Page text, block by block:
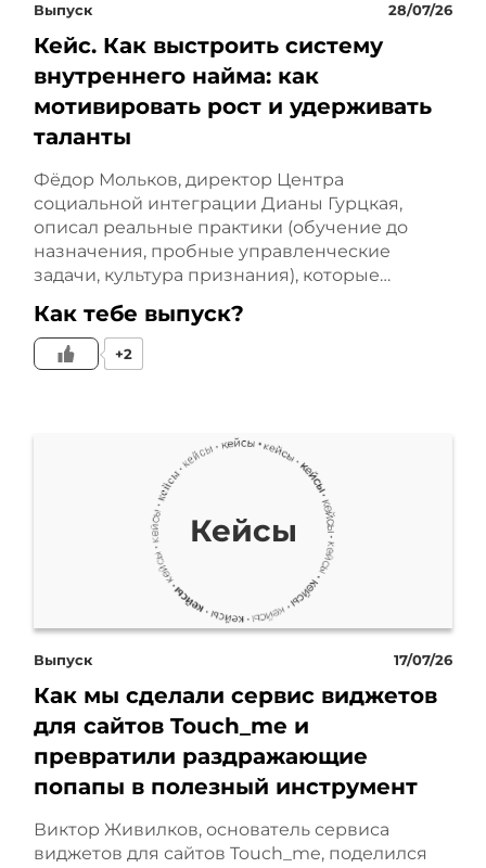
России. Казалось бы,
идеальные условия для
старта.
Однако реальность
оказалась гораздо более
сложной. Поиск
подходящего помещения
для открытия бизнеса
нашему опыту, это
оптимальный срок
подбора помещения.
Однако ремонт вместо
растянулся на целых
шесть месяцев. И здесь
началась настоящая
драма. Ремонтная
Выпуск 28/07/26
Кейс. Как выстроить систему
внутреннего найма: как
мотивировать рост и удерживать
таланты
Фёдор Мольков, директор Центра
социальной интеграции Дианы Гурцкая,
описал реальные практики (обучение до
назначения, пробные управленческие
задачи, культура признания), которые…
Как тебе выпуск?
+2
Кейсы
Выпуск 17/07/26
Как мы сделали сервис виджетов
для сайтов Touch_me и
превратили раздражающие
попапы в полезный инструмент
Виктор Живилков, основатель сервиса
виджетов для сайтов Touch_me, поделился